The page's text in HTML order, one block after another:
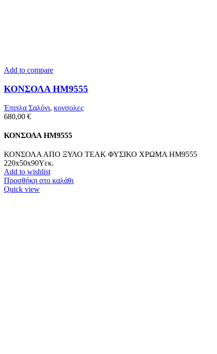
Add to compare
ΚΟΝΣΟΛΑ HM9555
Έπιπλα Σαλόνι, κονσολες
680,00 €
ΚΟΝΣΟΛΑ HM9555
ΚΟΝΣΟΛΑ ΑΠΟ ΞΥΛΟ ΤΕΑΚ ΦΥΣΙΚΟ ΧΡΩΜΑ HM9555
220x50x90Υεκ.
Add to wishlist
Προσθήκη στο καλάθι
Quick view